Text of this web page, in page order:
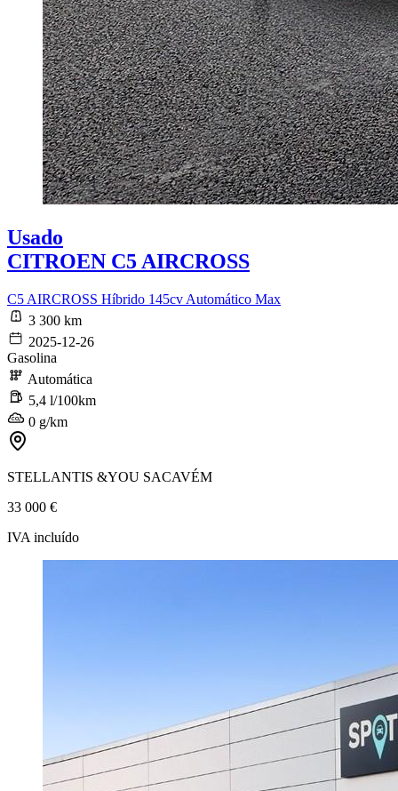
Usado
CITROEN C5 AIRCROSS
C5 AIRCROSS Híbrido 145cv Automático Max
3 300 km
2025-12-26
Gasolina
Automática
5,4 l/100km
0 g/km
STELLANTIS &YOU SACAVÉM
33 000 €
IVA incluído